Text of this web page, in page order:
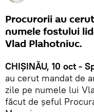
Procurorii au
numele fostului
Vlad Plahotniuc.
CHIȘINĂU, 10 oct -
au cerut mandat de
zile pe numele lui
făcut de șeful